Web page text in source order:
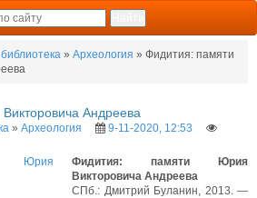
» Археология » Фидития: памяти
Андреева
» Археология
9-11-2020, 12:53
Фидития: памяти Юрия
Викторовича Андреева
СПб.: Дмитрий Буланин, 2013. —